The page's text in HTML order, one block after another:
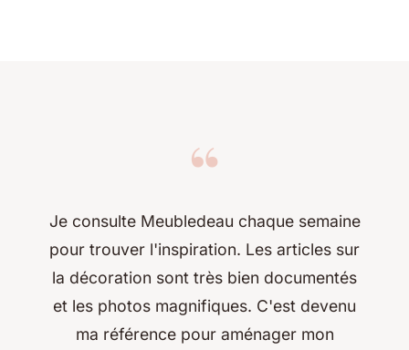
“
Je consulte Meubledeau chaque semaine
pour trouver l'inspiration. Les articles sur
la décoration sont très bien documentés
et les photos magnifiques. C'est devenu
ma référence pour aménager mon